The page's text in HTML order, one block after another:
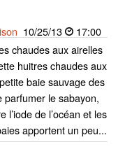
10/25/13
17:00
chaudes aux airelles
huitres chaudes aux
baie sauvage des
parfumer le sabayon,
l’iode de l’océan et les
apportent un peu...